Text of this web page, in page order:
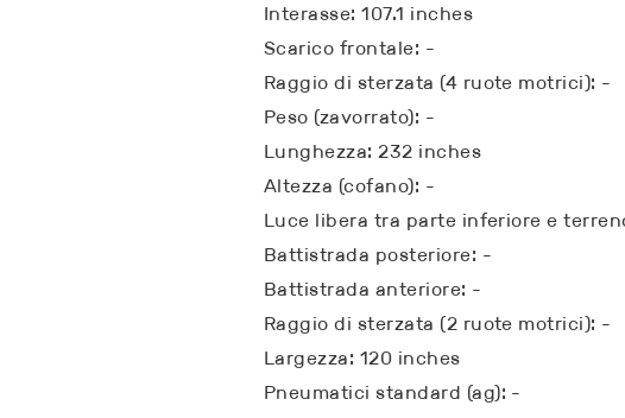
Interasse: 107.1 inches
Scarico frontale: -
Raggio di sterzata (4 ruote motrici): -
Peso (zavorrato): -
Lunghezza: 232 inches
Altezza (cofano): -
Luce libera tra parte inferiore e
Battistrada posteriore: -
Battistrada anteriore: -
Raggio di sterzata (2 ruote motrici): -
Largezza: 120 inches
Pneumatici standard (ag): -